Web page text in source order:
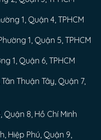
1, Quận 4, TPHCM
1, Quận 5, TPHCM
1, Quận 6, TPHCM
Thuận Tây, Quận 7,
Quận 8, Hồ Chí Minh
Hiệp Phú, Quận 9,